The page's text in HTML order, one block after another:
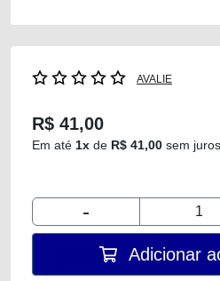
AVALIE
R$ 41,00
Em até 1x de R$ 41,00 sem juros
-
Adicionar